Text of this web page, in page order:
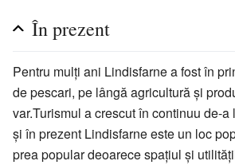
În prezent
Pentru mulţi ani Lindisfarne a fost în
de pescari, pe lângă agricultură şi
var.Turismul a crescut în continuu de-
şi în prezent Lindisfarne este un loc
prea popular deoarece spaţiul şi